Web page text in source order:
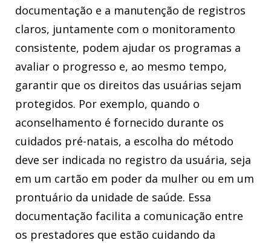
documentação e a manutenção de registros
claros, juntamente com o monitoramento
consistente, podem ajudar os programas a
avaliar o progresso e, ao mesmo tempo,
garantir que os direitos das usuárias sejam
protegidos. Por exemplo, quando o
aconselhamento é fornecido durante os
cuidados pré-natais, a escolha do método
deve ser indicada no registro da usuária, seja
em um cartão em poder da mulher ou em um
prontuário da unidade de saúde. Essa
documentação facilita a comunicação entre
os prestadores que estão cuidando da